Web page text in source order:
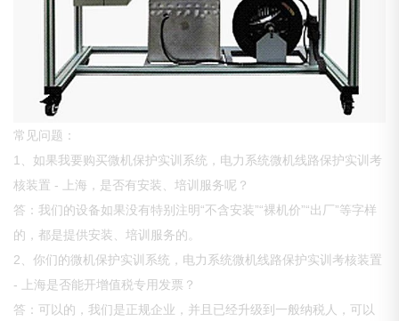
常见问题：
1、如果我要购买微机保护实训系统，电力系统微机线路保护实训考
核装置 - 上海，是否有安装、培训服务呢？
答：我们的设备如果没有特别注明“不含安装”“裸机价”“出厂”等字样
的，都是提供安装、培训服务的。
2、你们的微机保护实训系统，电力系统微机线路保护实训考核装置
- 上海是否能开增值税专用发票？
答：可以的，我们是正规企业，并且已经升级到一般纳税人，可以